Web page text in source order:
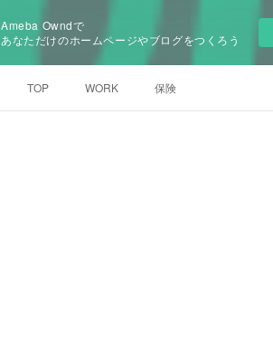
Ameba Owndで
あなただけのホームページやブログをつくろう
TOP WORK 保険